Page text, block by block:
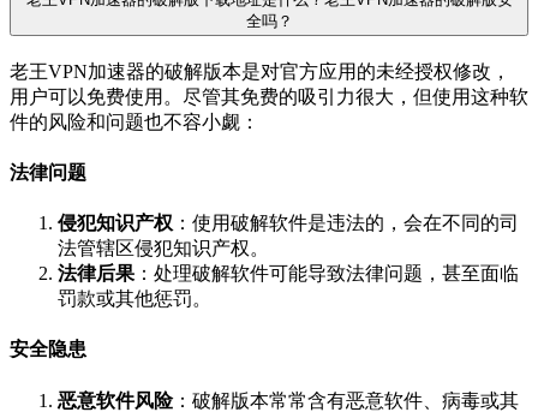
全吗？
老王VPN加速器的破解版本是对官方应用的未经授权修改，
用户可以免费使用。尽管其免费的吸引力很大，但使用这种软
件的风险和问题也不容小觑：
法律问题
侵犯知识产权 ：使用破解软件是违法的，会在不同的司
法管辖区侵犯知识产权。
法律后果 ：处理破解软件可能导致法律问题，甚至面临
罚款或其他惩罚。
安全隐患
恶意软件风险：破解版本常常含有恶意软件、病毒或其